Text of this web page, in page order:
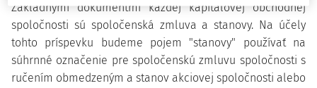
Základnými dokumentmi každej kapitálovej obchodnej
spoločnosti sú spoločenská zmluva a stanovy. Na účely
tohto príspevku budeme pojem "stanovy" používať na
súhrnné označenie pre spoločenskú zmluvu spoločnosti s
ručením obmedzeným a stanov akciovej spoločnosti alebo